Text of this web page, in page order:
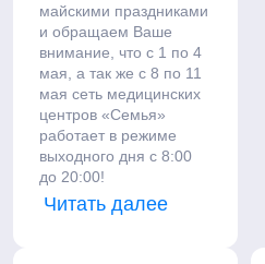
майскими праздниками
и обращаем Ваше
внимание, что с 1 по 4
мая, а так же с 8 по 11
мая сеть медицинских
центров «Семья»
работает в режиме
выходного дня с 8:00
до 20:00!
Читать далее